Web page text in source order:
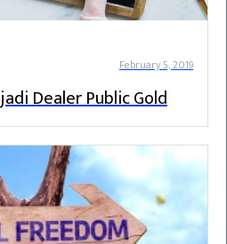
February 5, 2019
Dealer Public Gold